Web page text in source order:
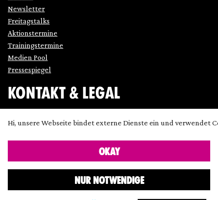
Newsletter
Freitagstalks
Aktionstermine
Trainingstermine
Medien Pool
Pressespiegel
KONTAKT & LEGAL
Datenschutz
Presse
SimpleIcon ,Freepik,Bogdan Rosu
Hi, unsere Webseite bindet externe Dienste ein und verwendet
NUR NOTWENDIGE
OKAY